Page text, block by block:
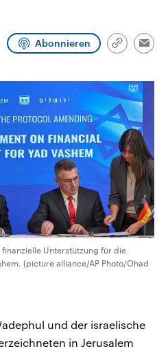
aus
den mächtigsten Ländern
mit großem Einfluss auf
aktuelle Weltgeschehen.
Abonnieren
Link
Unterstützung für die
(picture alliance/AP Photo/Ohad
und der israelische
in Jerusalem